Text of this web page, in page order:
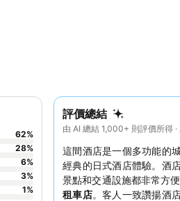
評價總結
由 AI 總結 1,000+ 則評價所得
這間酒店是一個多功能的
經典的日式酒店體驗。酒
景點和交通設施都非常方
租車店。客人一致讚揚酒
62%
28%
6%
3%
1%